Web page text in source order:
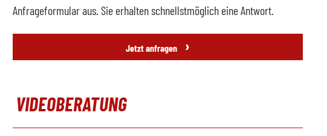
Anfrageformular aus. Sie erhalten schnellstmöglich eine Antwort.
Jetzt anfragen ›
VIDEOBERATUNG